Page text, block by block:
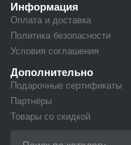
Информация
Оплата и доставка
Политика безопасности
Условия соглашения
Дополнительно
Подарочные сертификаты
Партнёры
Товары со скидкой